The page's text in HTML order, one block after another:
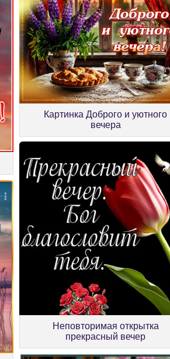
Картинка Доброго и уютного
вечера
Неповторимая открытка
прекрасный вечер